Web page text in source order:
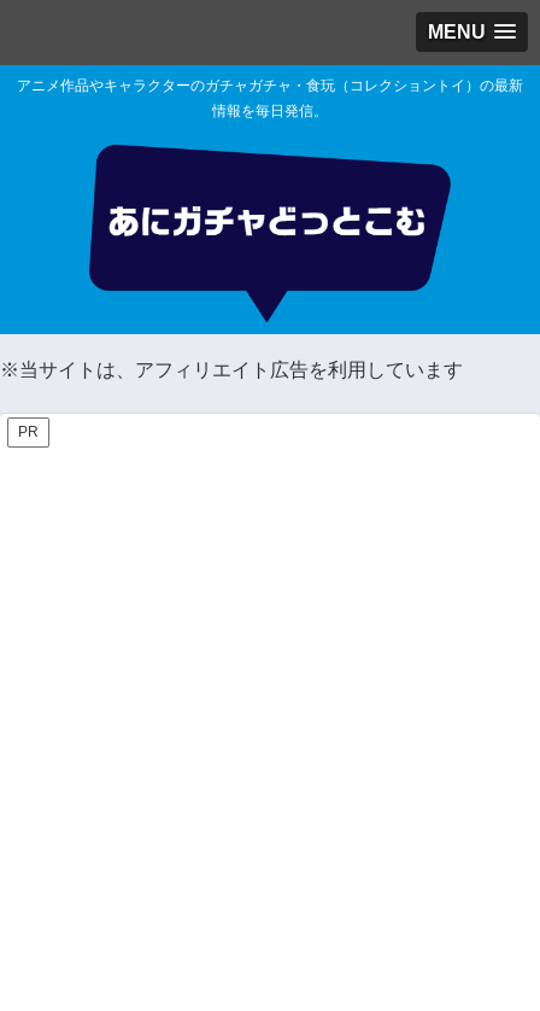
MENU
アニメ作品やキャラクターのガチャガチャ・食玩（コレクショントイ）の最新
情報を毎日発信。
※当サイトは、アフィリエイト広告を利用しています
PR